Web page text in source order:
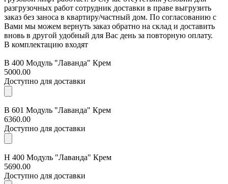
разгрузочных работ сотрудник доставки в праве выгрузить
заказ без заноса в квартиру/частный дом. По согласованию с
Вами мы можем вернуть заказ обратно на склад и доставить
вновь в другой удобный для Вас день за повторную оплату.
В комплектацию входят
В 400 Модуль "Лаванда" Крем
5000.00
Доступно для доставки
В 601 Модуль "Лаванда" Крем
6360.00
Доступно для доставки
Н 400 Модуль "Лаванда" Крем
5690.00
Доступно для доставки